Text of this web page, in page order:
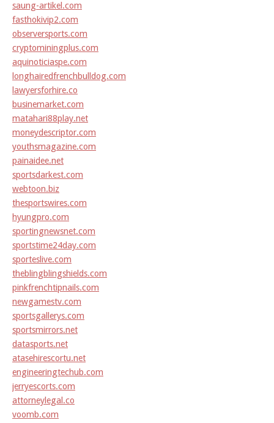
saung-artikel.com
fasthokivip2.com
observersports.com
cryptominingplus.com
aquinoticiaspe.com
longhairedfrenchbulldog.com
lawyersforhire.co
businemarket.com
matahari88play.net
moneydescriptor.com
youthsmagazine.com
painaidee.net
sportsdarkest.com
webtoon.biz
thesportswires.com
hyungpro.com
sportingnewsnet.com
sportstime24day.com
sporteslive.com
theblingblingshields.com
pinkfrenchtipnails.com
newgamestv.com
sportsgallerys.com
sportsmirrors.net
datasports.net
atasehirescortu.net
engineeringtechub.com
jerryescorts.com
attorneylegal.co
voomb.com